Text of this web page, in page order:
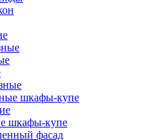
шкафы-купе
шкафы-купе
фасад